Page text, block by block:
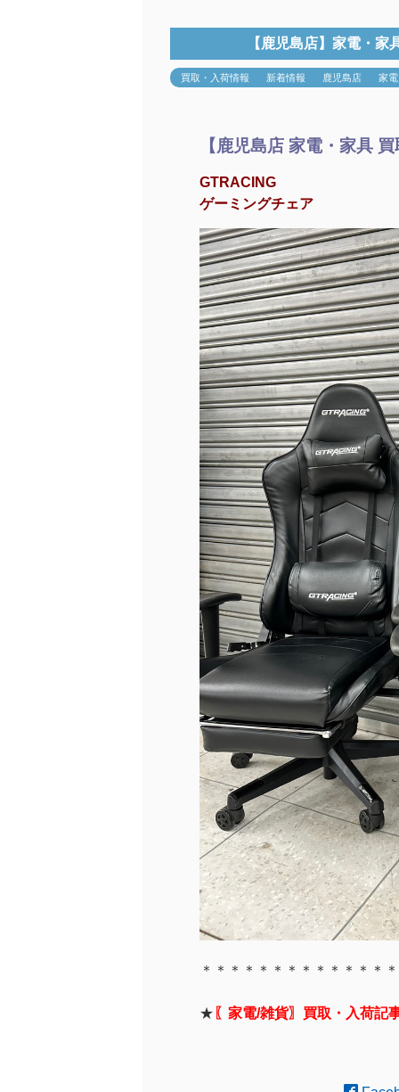
【鹿児島店】家電・
買取・入荷情報 新着情報 鹿児島店 家
【鹿児島店 家電・家具
GTRACING
ゲーミングチェア
＊＊＊＊＊＊＊＊＊＊＊＊＊
★ 〖家電/雑貨〗買取・入荷記